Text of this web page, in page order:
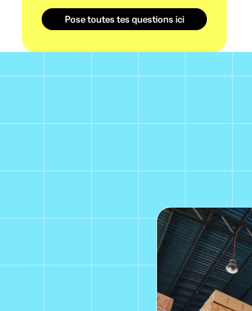
Pose toutes tes questions ici